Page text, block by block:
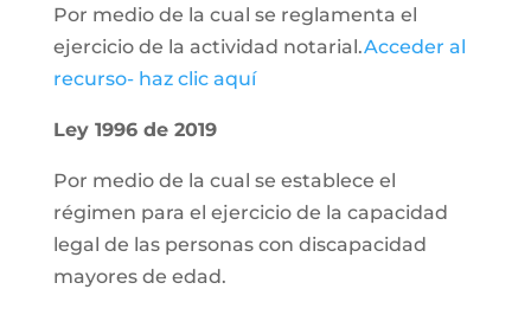
Por medio de la cual se reglamenta el
ejercicio de la actividad notarial.Acceder al
recurso- haz clic aquí
Ley 1996 de 2019
Por medio de la cual se establece el
régimen para el ejercicio de la capacidad
legal de las personas con discapacidad
mayores de edad.